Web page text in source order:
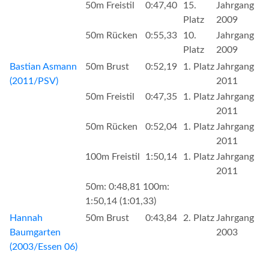
50m Freistil
0:47,40
15.
Platz
Jahrgang
2009
50m Rücken
0:55,33
10.
Platz
Jahrgang
2009
Bastian Asmann
(2011/PSV)
50m Brust 0:52,19 1. PlatzJahrgang
2011
50m Freistil
0:47,35 1. PlatzJahrgang
2011
50m Rücken
0:52,04 1. PlatzJahrgang
2011
100m Freistil
1:50,14 1. PlatzJahrgang
2011
50m: 0:48,81 100m:
1:50,14 (1:01,33)
Hannah
Baumgarten
(2003/Essen 06)
50m Brust 0:43,84 2. PlatzJahrgang
2003